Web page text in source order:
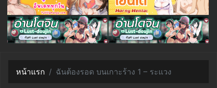
หน้าแรก ฉันต้องรอด บนเกาะร้าง 1 – ระแวง